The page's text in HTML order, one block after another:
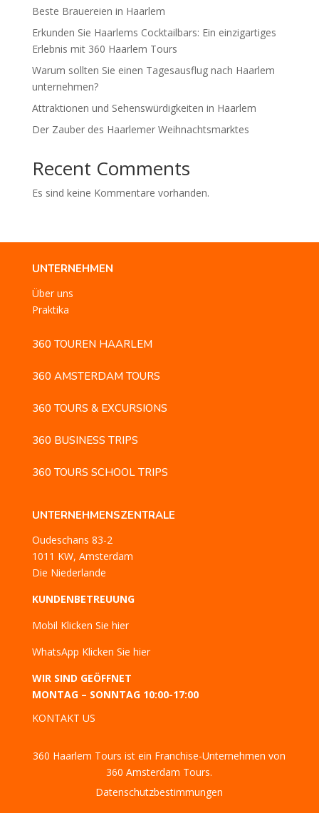
Beste Brauereien in Haarlem
Erkunden Sie Haarlems Cocktailbars: Ein einzigartiges
Erlebnis mit 360 Haarlem Tours
Warum sollten Sie einen Tagesausflug nach Haarlem
unternehmen?
Attraktionen und Sehenswürdigkeiten in Haarlem
Der Zauber des Haarlemer Weihnachtsmarktes
Recent Comments
Es sind keine Kommentare vorhanden.
UNTERNEHMEN
Über uns
Praktika
360 TOUREN HAARLEM
360 AMSTERDAM TOURS
360 TOURS & EXCURSIONS
360 BUSINESS TRIPS
360 TOURS SCHOOL TRIPS
UNTERNEHMENSZENTRALE
Oudeschans 83-2
1011 KW, Amsterdam
Die Niederlande
KUNDENBETREUUNG
Mobil Klicken Sie hier
WhatsApp Klicken Sie hier
WIR SIND GEÖFFNET
MONTAG – SONNTAG 10:00-17:00
KONTAKT US
360 Haarlem Tours ist ein Franchise-Unternehmen von
360 Amsterdam Tours.
Datenschutzbestimmungen